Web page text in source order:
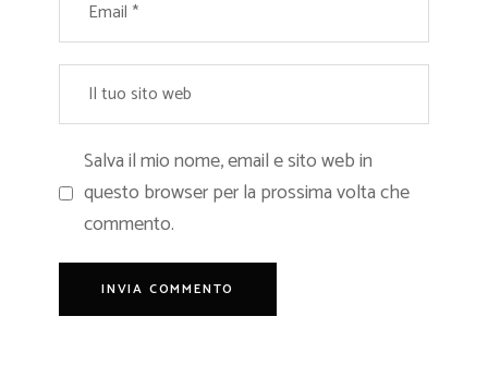
Salva il mio nome, email e sito web in
questo browser per la prossima volta che
commento.